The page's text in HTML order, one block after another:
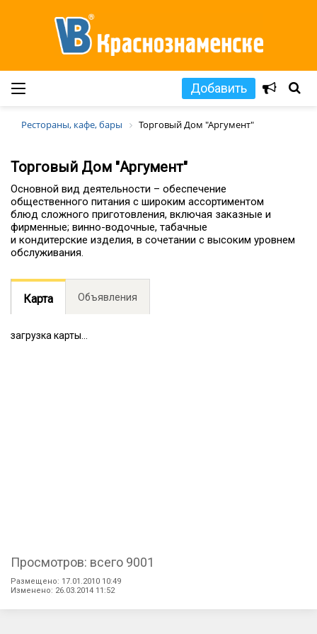
Добавить
Рестораны, кафе, бары Торговый Дом "Аргумент"
Торговый Дом "Аргумент"
Основной вид деятельности – обеспечение
общественного питания с широким ассортиментом
блюд сложного приготовления, включая заказные и
фирменные; винно-водочные, табачные
и кондитерские изделия, в сочетании с высоким уровнем
обслуживания.
Карта Объявления
загрузка карты...
Просмотров: всего 9001
Размещено: 17.01.2010 10:49
Изменено: 26.03.2014 11:52